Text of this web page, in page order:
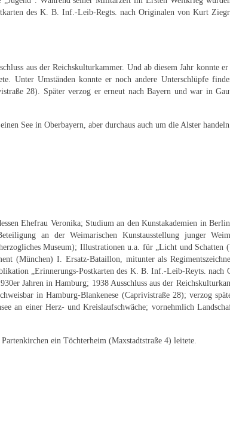
des K. B. Inf.-Leib-Regts. nach Originalen von Kurt
aus der Reichskulturkammer. Und ab diesem Jahr konnte
Unter Umständen konnte er noch andere Unterschlüpfe
28). Später verzog er erneut nach Bayern und war in
See in Oberbayern, aber durchaus auch um die Alster handeln.
Ehefrau Veronika; Studium an den Kunstakademien in
an der Weimarischen Kunstausstellung junger
Museum); Illustrationen u.a. für „Licht und Schatten
(München) I. Ersatz-Bataillon, mitunter als
„Erinnerungs-Postkarten des K. B. Inf.-Leib-Reyts. nach
Jahren in Hamburg; 1938 Ausschluss aus der
in Hamburg-Blankenese (Caprivistraße 28); verzog
an einer Herz- und Kreislaufschwäche; vornehmlich
ein Töchterheim (Maxstadtstraße 4) leitete.